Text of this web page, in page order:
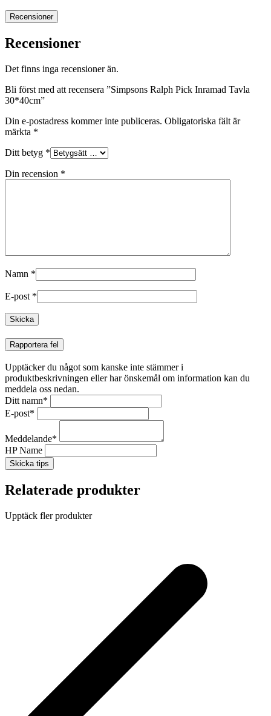
Recensioner
Recensioner
Det finns inga recensioner än.
Bli först med att recensera ”Simpsons Ralph Pick Inramad Tavla
30*40cm”
Din e-postadress kommer inte publiceras. Obligatoriska fält är
märkta *
Ditt betyg *
Din recension *
Namn *
E-post *
Rapportera fel
Upptäcker du något som kanske inte stämmer i
produktbeskrivningen eller har önskemål om information kan du
meddela oss nedan.
Ditt namn*
E-post*
Meddelande*
HP Name
Skicka tips
Relaterade produkter
Upptäck fler produkter